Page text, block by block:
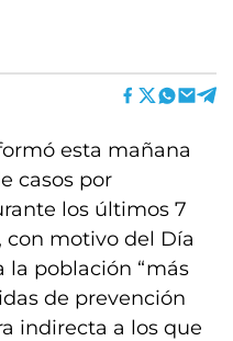
esta mañana
casos por
los últimos 7
con motivo del Día
la población “más
de prevención
indirecta a los que